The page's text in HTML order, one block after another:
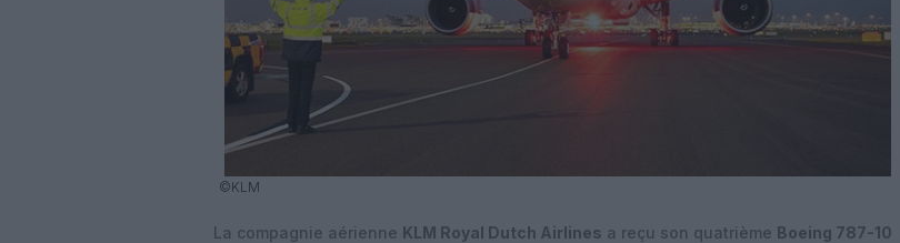
©KLM
La compagnie aérienne KLM Royal Dutch Airlines a reçu son quatrième Boeing 787-10